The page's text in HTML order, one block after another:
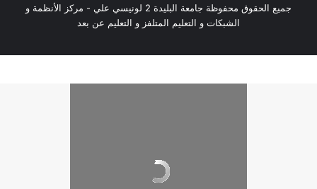
جميع الحقوق محفوظة جامعة البليدة 2 لونيسي علي - مركز الأنظمة و
الشبكات و التعليم المتلفز و التعليم عن بعد